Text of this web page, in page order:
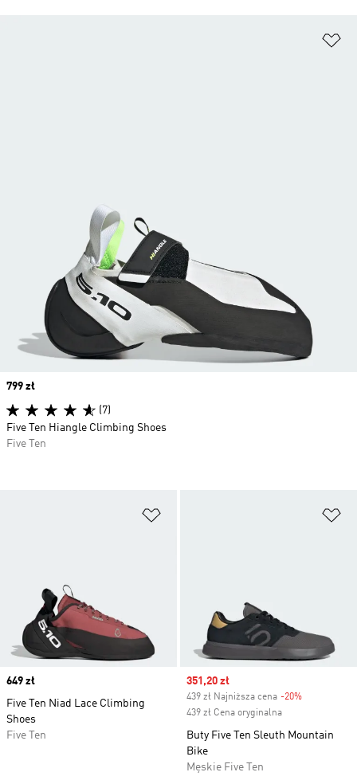
Price
649 zł
Five Ten Niad Lace Climbing
Shoes
Five Ten
Sale price
351,20 zł
439 zł Najniższa cena -20%
439 zł Cena oryginalna
Buty Five Ten Sleuth Mountain
Bike
Męskie Five Ten
Price
799 zł
(7)
Five Ten Hiangle Climbing Shoes
Five Ten